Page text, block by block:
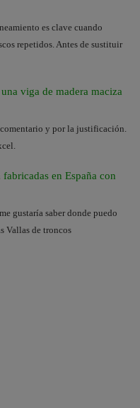
es clave cuando
repetidos. Antes de sustituir
viga de madera maciza
y por la justificación.
fabricadas en España con
gustaría saber donde puedo
Vallas de troncos